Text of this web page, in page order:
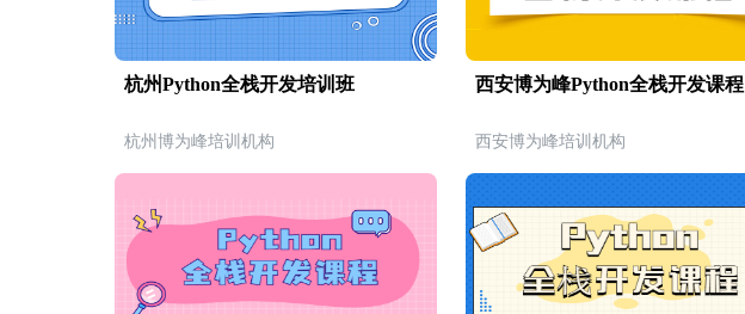
杭州Python全栈开发培训班
杭州博为峰培训机构
西安博为峰Python全栈开发课程
西安博为峰培训机构